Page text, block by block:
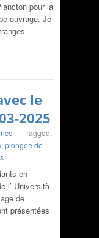
pour la
ouvrage. Je
le
2025
- Tagged:
, plongée de
en
l’ Università
de
présentées